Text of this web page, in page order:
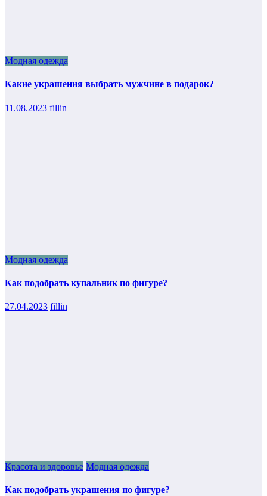
Модная одежда
Какие украшения выбрать мужчине в подарок?
11.08.2023 fillin
Модная одежда
Как подобрать купальник по фигуре?
27.04.2023 fillin
Красота и здоровье Модная одежда
Как подобрать украшения по фигуре?